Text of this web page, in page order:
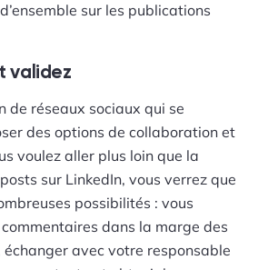
sur les publications
validez
de réseaux sociaux qui se
des options de collaboration et
voulez aller plus loin que la
sur LinkedIn, vous verrez que
possibilités : vous
dans la marge des
avec votre responsable